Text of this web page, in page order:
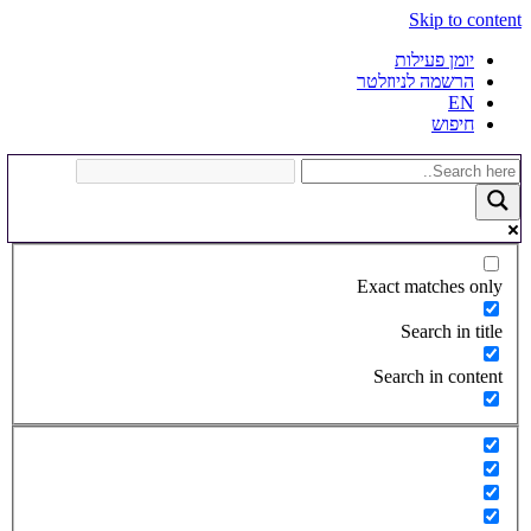
Skip to content
יומן פעילות
הרשמה לניוזלטר
EN
חיפוש
Exact matches only
Search in title
Search in content